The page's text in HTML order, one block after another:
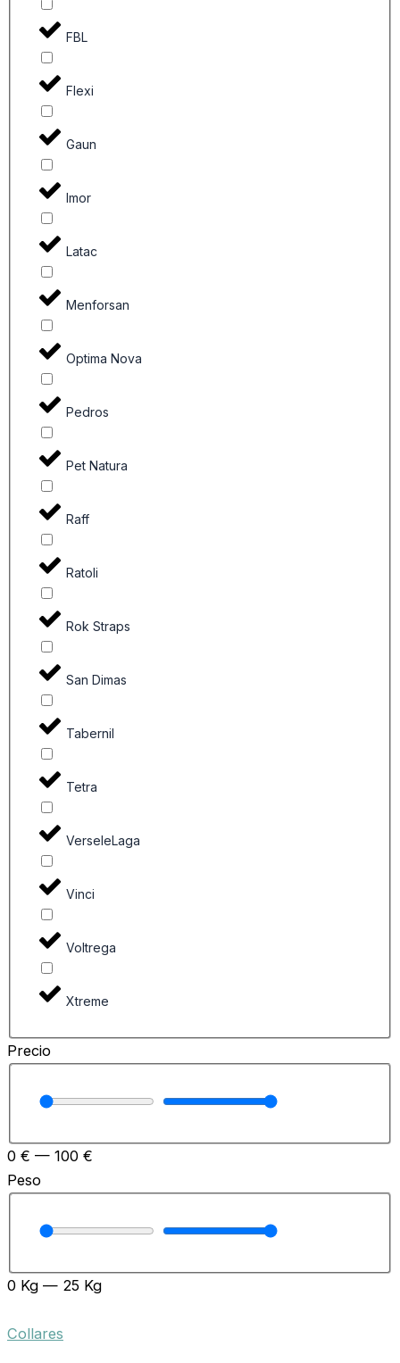
FBL
Flexi
Gaun
Imor
Latac
Menforsan
Optima Nova
Pedros
Pet Natura
Raff
Ratoli
Rok Straps
San Dimas
Tabernil
Tetra
VerseleLaga
Vinci
Voltrega
Xtreme
Precio
0 € — 100 €
Peso
0 Kg — 25 Kg
Collares